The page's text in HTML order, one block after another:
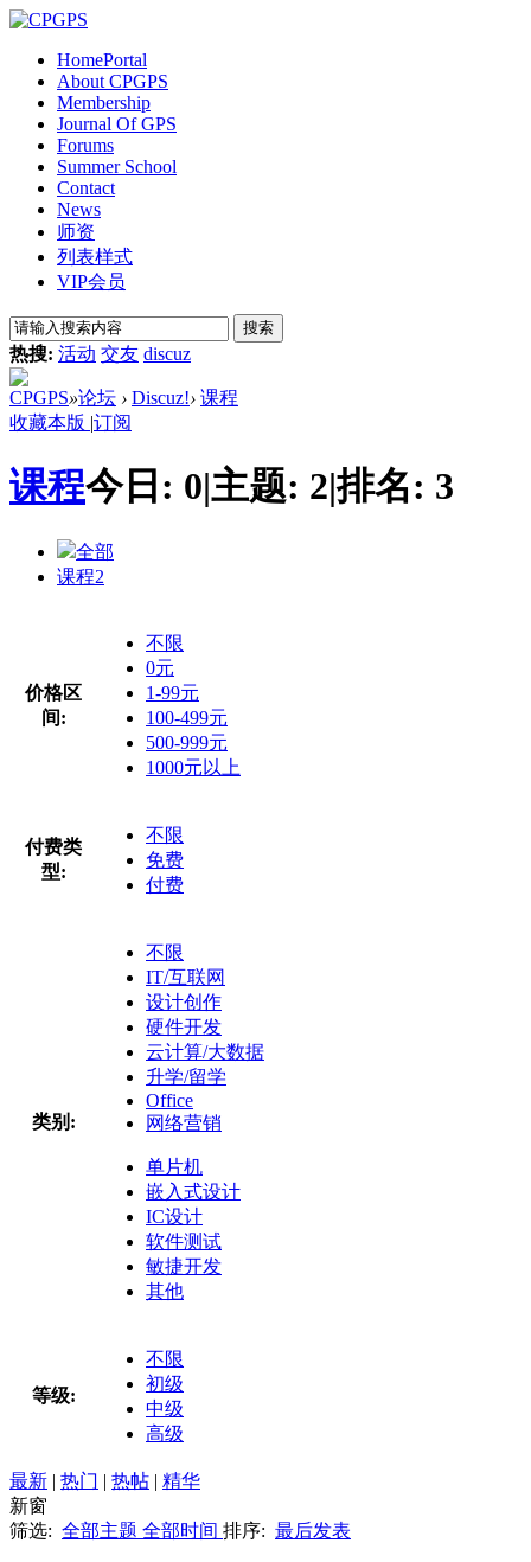
HomePortal
About CPGPS
Membership
Journal Of GPS
Forums
Summer School
Contact
News
师资
列表样式
VIP会员
搜索
热搜: 活动 交友 discuz
CPGPS»论坛 › Discuz!› 课程
收藏本版 |订阅
课程今日: 0|主题: 2|排名: 3
全部
课程2
价格区
间:
不限
0元
1-99元
100-499元
500-999元
1000元以上
付费类
型:
不限
免费
付费
类别:
不限
IT/互联网
设计创作
硬件开发
云计算/大数据
升学/留学
Office
网络营销
单片机
嵌入式设计
IC设计
软件测试
敏捷开发
其他
等级:
不限
初级
中级
高级
最新 | 热门 | 热帖 | 精华
新窗
筛选: 全部主题 全部时间 排序: 最后发表